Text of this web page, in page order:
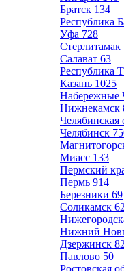
Братск 134
Республика
Уфа 728
Стерлитамак
Салават 63
Республика
Казань 1025
Набережные
Нижнекамск
Челябинская
Челябинск
Миасс 133
Пермский
Пермь 914
Березники 69
Соликамск 62
Нижний
Дзержинск 82
Павлово 50
Ростовская